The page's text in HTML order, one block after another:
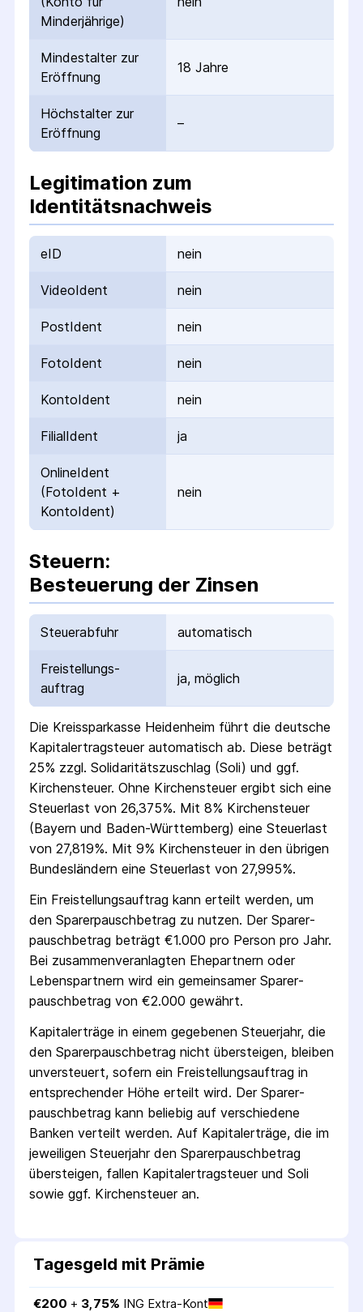
Minderjährige)
Mindestalter zur
Eröffnung
18 Jahre
Höchstalter zur
Eröffnung
–
Legitimation zum
Identitätsnachweis
eID nein
VideoIdent nein
PostIdent nein
FotoIdent nein
KontoIdent nein
FilialIdent ja
OnlineIdent
(FotoIdent +
KontoIdent)
nein
Steuern:
Besteuerung der Zinsen
Steuerabfuhr automatisch
Freistellungs­
auftrag
ja, möglich
Die Kreissparkasse Heidenheim führt die deutsche
Kapital­ertrag­steuer automatisch ab. Diese beträgt
25% zzgl. Solidaritäts­zuschlag (Soli) und ggf.
Kirchensteuer. Ohne Kirchensteuer ergibt sich eine
Steuerlast von 26,375%. Mit 8% Kirchensteuer
(Bayern und Baden-Württemberg) eine Steuerlast
von 27,819%. Mit 9% Kirchensteuer in den übrigen
Bundesländern eine Steuerlast von 27,995%.
Ein Freistellungs­auftrag kann erteilt werden, um
den Sparer­pausch­betrag zu nutzen. Der Sparer­
pausch­betrag beträgt €1.000 pro Person pro Jahr.
Bei zusammenveranlagten Ehepartnern oder
Lebenspartnern wird ein gemeinsamer Sparer­
pausch­betrag von €2.000 gewährt.
Kapitalerträge in einem gegebenen Steuerjahr, die
den Sparer­pausch­betrag nicht übersteigen, bleiben
unversteuert, sofern ein Freistellungs­auftrag in
entsprechender Höhe erteilt wird. Der Sparer­
pausch­betrag kann beliebig auf verschiedene
Banken verteilt werden. Auf Kapitalerträge, die im
jeweiligen Steuerjahr den Sparer­pausch­betrag
übersteigen, fallen Kapital­ertrag­steuer und Soli
sowie ggf. Kirchensteuer an.
Tagesgeld mit Prämie
€200 + 3,75% ING Extra-Kont